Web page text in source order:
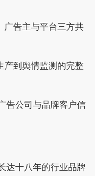
告主与平台三方共
到舆情监测的完整
告公司与品牌客户信
达十八年的行业品牌